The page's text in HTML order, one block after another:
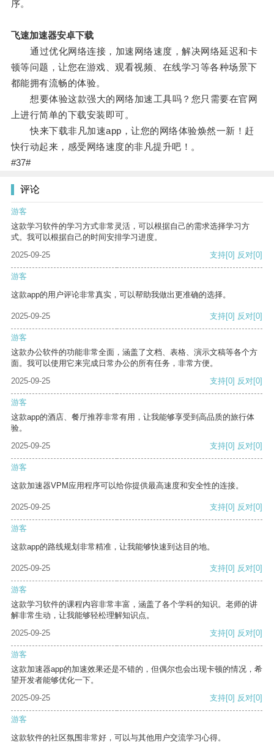
序。
飞速加速器安卓下载
通过优化网络连接，加速网络速度，解决网络延迟和卡
顿等问题，让您在游戏、观看视频、在线学习等各种场景下
都能拥有流畅的体验。
想要体验这款强大的网络加速工具吗？您只需要在官网
上进行简单的下载安装即可。
快来下载非凡加速app，让您的网络体验焕然一新！赶
快行动起来，感受网络速度的非凡提升吧！。
#37#
评论
游客
这款学习软件的学习方式非常灵活，可以根据自己的需求选择学习方
式。我可以根据自己的时间安排学习进度。
2025-09-25
支持[0] 反对[0]
游客
这款app的用户评论非常真实，可以帮助我做出更准确的选择。
2025-09-25 支持[0] 反对[0]
游客
这款办公软件的功能非常全面，涵盖了文档、表格、演示文稿等各个方
面。我可以使用它来完成日常办公的所有任务，非常方便。
2025-09-25
支持[0] 反对[0]
游客
这款app的酒店、餐厅推荐非常有用，让我能够享受到高品质的旅行体
验。
2025-09-25
支持[0] 反对[0]
游客
这款加速器VPM应用程序可以给你提供最高速度和安全性的连接。
2025-09-25 支持[0] 反对[0]
游客
这款app的路线规划非常精准，让我能够快速到达目的地。
2025-09-25 支持[0] 反对[0]
游客
这款学习软件的课程内容非常丰富，涵盖了各个学科的知识。老师的讲
解非常生动，让我能够轻松理解知识点。
2025-09-25
支持[0] 反对[0]
游客
这款加速器app的加速效果还是不错的，但偶尔也会出现卡顿的情况，希
望开发者能够优化一下。
2025-09-25
支持[0] 反对[0]
游客
这款软件的社区氛围非常好，可以与其他用户交流学习心得。